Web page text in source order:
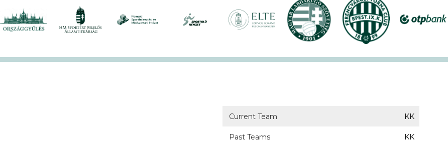
Soha ennyien nem sportoltatok velünk – rekordokat döntött a
XVII. KEK!
ÉLŐ:
A hivatalos megnyitóval kezdetét vette a XVII. KEK!
Current Team KK
Past Teams KK